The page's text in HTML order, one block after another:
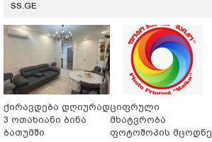
SS.GE
ქირავდება დღიურად
3 ოთახიანი ბინა
ბათუმში
ციფრული
მხატვრობა
ფოტოშოპის მცოდნე